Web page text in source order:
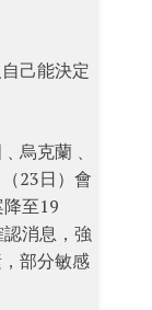
己能決定
烏克蘭﹑
23日）會
至19
消息，強
部分敏感